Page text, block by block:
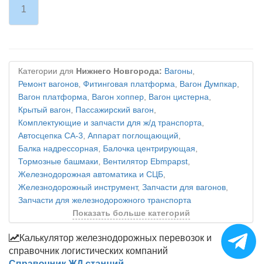
1
Категории для Нижнего Новгорода: Вагоны,
Ремонт вагонов, Фитинговая платформа, Вагон Думпкар,
Вагон платформа, Вагон хоппер, Вагон цистерна,
Крытый вагон, Пассажирский вагон,
Комплектующие и запчасти для ж/д транспорта,
Автосцепка СА-3, Аппарат поглощающий,
Балка надрессорная, Балочка центрирующая,
Тормозные башмаки, Вентилятор Ebmpapst,
Железнодорожная автоматика и СЦБ,
Железнодорожный инструмент, Запчасти для вагонов,
Запчасти для железнодорожного транспорта
Показать больше категорий
Калькулятор железнодорожных перевозок и
справочник логистических компаний